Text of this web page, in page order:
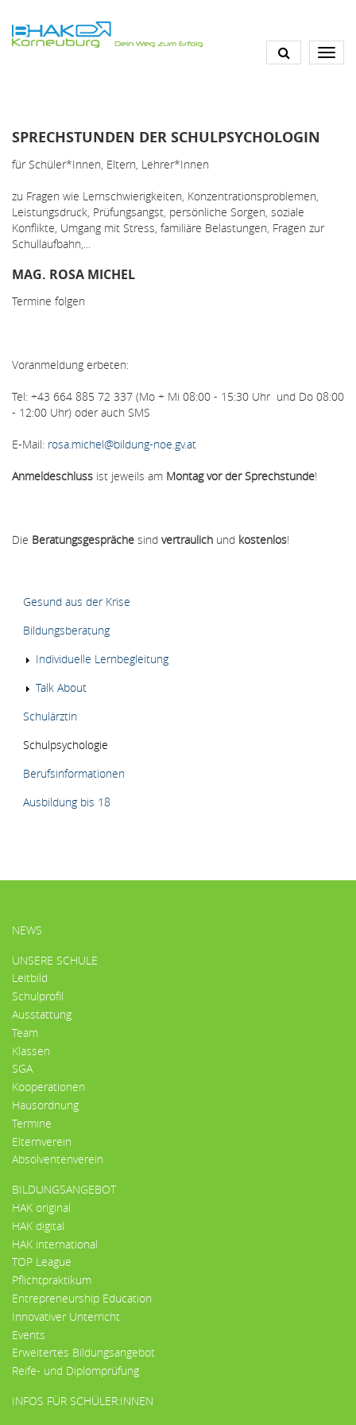
zum
Inhalt
SPRECHSTUNDEN DER SCHULPSYCHOLOGIN
für Schüler*Innen, Eltern, Lehrer*Innen
zu Fragen wie Lernschwierigkeiten, Konzentrationsproblemen,
Leistungsdruck, Prüfungsangst, persönliche Sorgen, soziale
Konflikte, Umgang mit Stress, familiäre Belastungen, Fragen zur
Schullaufbahn,...
MAG. ROSA MICHEL
Termine folgen
Voranmeldung erbeten:
Tel: +43 664 885 72 337 (Mo + Mi 08:00 - 15:30 Uhr und Do 08:00
- 12:00 Uhr) oder auch SMS
E-Mail: rosa.michel@bildung-noe.gv.at
Anmeldeschluss ist jeweils am Montag vor der Sprechstunde!
Die Beratungsgespräche sind vertraulich und kostenlos!
HAUPTMENÜ
Gesund aus der Krise
Bildungsberatung
Individuelle Lernbegleitung
Talk About
Schulärztin
Schulpsychologie
Berufsinformationen
Ausbildung bis 18
HAUPTMENÜ
NEWS
UNSERE SCHULE
Leitbild
Schulprofil
Ausstattung
Team
Klassen
SGA
Kooperationen
Hausordnung
Termine
Elternverein
Absolventenverein
BILDUNGSANGEBOT
HAK original
HAK digital
HAK international
TOP League
Pflichtpraktikum
Entrepreneurship Education
Innovativer Unterricht
Events
Erweitertes Bildungsangebot
Reife- und Diplomprüfung
INFOS FÜR SCHÜLER:INNEN